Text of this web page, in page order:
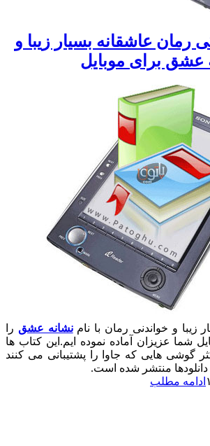
رمان عاشقانه بسیار زیبا و
عشق برای موبایل
زیبا و خواندنی رمان با نامنشانه عشق را
شما عزیزان آماده نموده ایم.این کتاب ها
گوشی هایی که جاوا را پشتیبانی می کنند
منتشر شده است.
ادامه مطلب